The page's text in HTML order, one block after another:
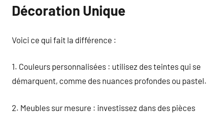
Décoration Unique
Voici ce qui fait la différence :
1. Couleurs personnalisées : utilisez des teintes qui se
démarquent, comme des nuances profondes ou pastel.
2. Meubles sur mesure : investissez dans des pièces